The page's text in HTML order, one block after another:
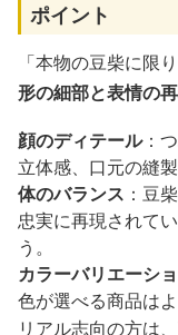
ポイント
「本物の豆柴に限
形の細部と表情の
顔のディテール：
立体感、口元の縫
体のバランス ：豆
忠実に再現されて
う。
カラーバリエーシ
色が選べる商品は
リアル志向の方は